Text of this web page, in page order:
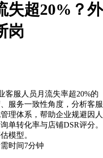
失超20%？外
岗
客服人员月流失率超20%的
服务一致性角度，分析客服
理体系，帮助企业规避因人
单转化率与店铺DSR评分。
模型。
时间7分钟